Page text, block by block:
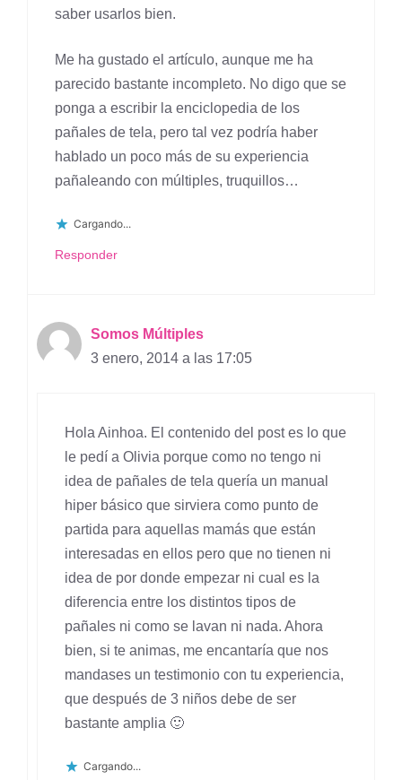
saber usarlos bien.
Me ha gustado el artículo, aunque me ha
parecido bastante incompleto. No digo que se
ponga a escribir la enciclopedia de los
pañales de tela, pero tal vez podría haber
hablado un poco más de su experiencia
pañaleando con múltiples, truquillos…
Cargando...
Responder
Somos Múltiples
3 enero, 2014 a las 17:05
Hola Ainhoa. El contenido del post es lo que
le pedí a Olivia porque como no tengo ni
idea de pañales de tela quería un manual
hiper básico que sirviera como punto de
partida para aquellas mamás que están
interesadas en ellos pero que no tienen ni
idea de por donde empezar ni cual es la
diferencia entre los distintos tipos de
pañales ni como se lavan ni nada. Ahora
bien, si te animas, me encantaría que nos
mandases un testimonio con tu experiencia,
que después de 3 niños debe de ser
bastante amplia 🙂
Cargando...